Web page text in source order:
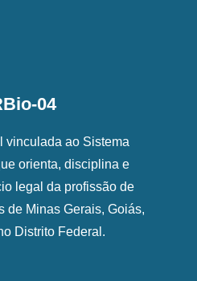
04
vinculada ao Sistema
orienta, disciplina e
legal da profissão de
de Minas Gerais, Goiás,
Distrito Federal.